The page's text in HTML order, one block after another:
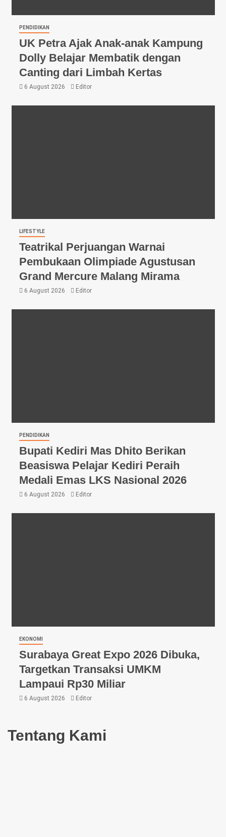
PENDIDIKAN
UK Petra Ajak Anak-anak Kampung
Dolly Belajar Membatik dengan
Canting dari Limbah Kertas
6 August 2026 Editor
LIFESTYLE
Teatrikal Perjuangan Warnai
Pembukaan Olimpiade Agustusan
Grand Mercure Malang Mirama
6 August 2026 Editor
PENDIDIKAN
Bupati Kediri Mas Dhito Berikan
Beasiswa Pelajar Kediri Peraih
Medali Emas LKS Nasional 2026
6 August 2026 Editor
EKONOMI
Surabaya Great Expo 2026 Dibuka,
Targetkan Transaksi UMKM
Lampaui Rp30 Miliar
6 August 2026 Editor
Tentang Kami